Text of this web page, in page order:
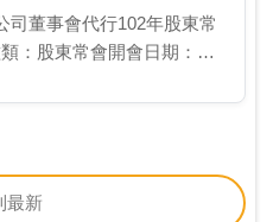
司董事會代行102年股東常
：股東常會開會日期：
最新